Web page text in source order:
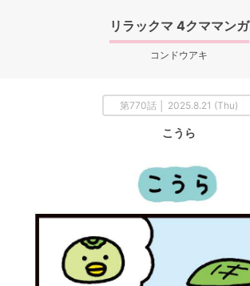
リラックマ 4クママンガ
コンドウアキ
第770話 │ 2025.8.21 (Thu)
こうら